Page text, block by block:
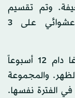
وتم تقسيم
المشاركين في الدراسة بشكل عشوائي على 3
وشاركت مجموعة في برنامج لليوغا دام 12 أسبوعاً
والمجموعة
الفترة نفسها.